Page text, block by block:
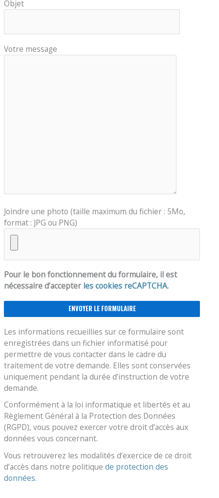
Objet
Votre message
Joindre une photo (taille maximum du fichier : 5Mo,
format : JPG ou PNG)
Pour le bon fonctionnement du formulaire, il est
nécessaire d’accepter les cookies reCAPTCHA.
Les informations recueillies sur ce formulaire sont
enregistrées dans un fichier informatisé pour
permettre de vous contacter dans le cadre du
traitement de votre demande. Elles sont conservées
uniquement pendant la durée d’instruction de votre
demande.
Conformément à la loi informatique et libertés et au
Règlement Général à la Protection des Données
(RGPD), vous pouvez exercer votre droit d’accès aux
données vous concernant.
Vous retrouverez les modalités d’exercice de ce droit
d’accès dans notre politiquede protection des
données.